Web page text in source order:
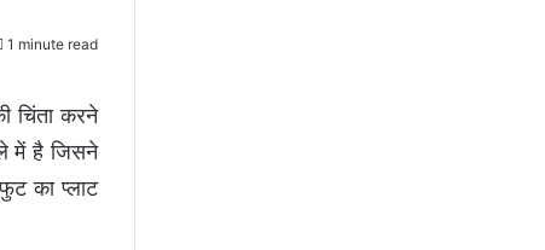
1 minute read
चिंता करने
में है जिसने
का प्लाट